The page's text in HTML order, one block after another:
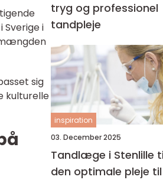
i
sig
kulturelle
tryg og professionel
tandpleje
inspiration
03. December 2025
Tandlæge i Stenlille
den optimale pleje til